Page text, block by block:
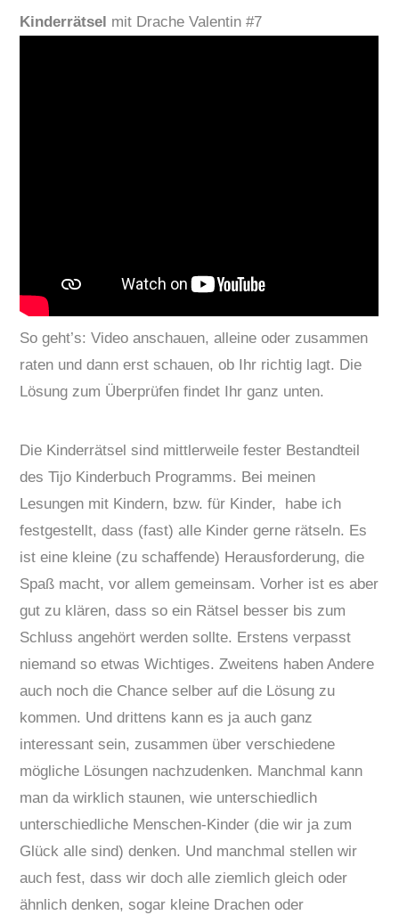
Kinderrätsel mit Drache Valentin #7
So geht’s: Video anschauen, alleine oder zusammen
raten und dann erst schauen, ob Ihr richtig lagt. Die
Lösung zum Überprüfen findet Ihrganz unten.
Die Kinderrätsel sind mittlerweile fester Bestandteil
des Tijo Kinderbuch Programms. Bei meinen
Lesungen mit Kindern, bzw. für Kinder, habe ich
festgestellt, dass (fast) alle Kinder gerne rätseln. Es
ist eine kleine (zu schaffende) Herausforderung, die
Spaß macht, vor allem gemeinsam. Vorher ist es aber
gut zu klären, dass so ein Rätsel besser bis zum
Schluss angehört werden sollte. Erstens verpasst
niemand so etwas Wichtiges. Zweitens haben Andere
auch noch die Chance selber auf die Lösung zu
kommen. Und drittens kann es ja auch ganz
interessant sein, zusammen über verschiedene
mögliche Lösungen nachzudenken. Manchmal kann
man da wirklich staunen, wie unterschiedlich
unterschiedliche Menschen-Kinder (die wir ja zum
Glück alle sind) denken. Und manchmal stellen wir
auch fest, dass wir doch alle ziemlich gleich oder
ähnlich denken, sogar kleine Drachen oder